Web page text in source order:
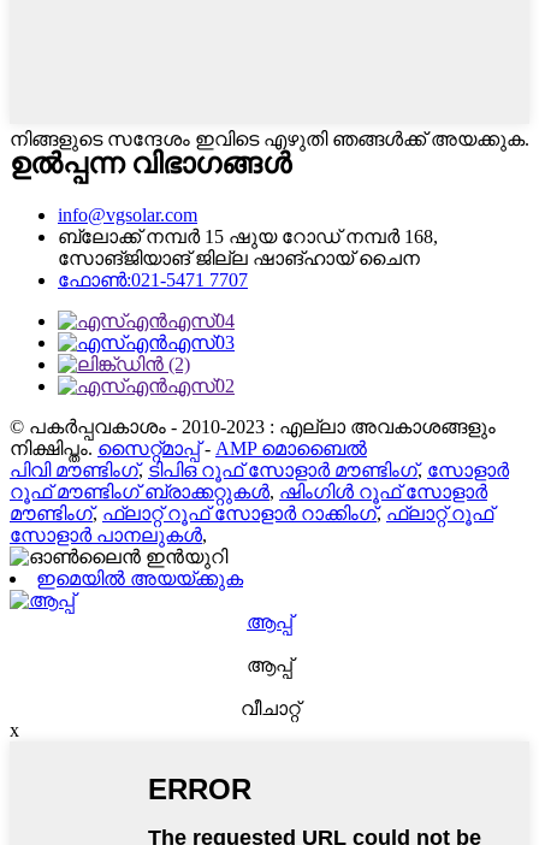
നിങ്ങളുടെ സന്ദേശം ഇവിടെ എഴുതി ഞങ്ങൾക്ക് അയക്കുക.
ഉൽപ്പന്ന വിഭാഗങ്ങൾ
info@vgsolar.com
ബ്ലോക്ക് നമ്പർ 15 ഷുയ റോഡ് നമ്പർ 168,
സോങ്ജിയാങ് ജില്ല ഷാങ്ഹായ് ചൈന
ഫോൺ:021-5471 7707
© പകർപ്പവകാശം - 2010-2023 : എല്ലാ അവകാശങ്ങളും
നിക്ഷിപ്തം. സൈറ്റ്മാപ്പ്- AMP മൊബൈൽ
പിവി മൗണ്ടിംഗ്, ടിപിഒ റൂഫ് സോളാർ മൗണ്ടിംഗ്, സോളാർ
റൂഫ് മൗണ്ടിംഗ് ബ്രാക്കറ്റുകൾ, ഷിംഗിൾ റൂഫ് സോളാർ
മൗണ്ടിംഗ്, ഫ്ലാറ്റ് റൂഫ് സോളാർ റാക്കിംഗ്, ഫ്ലാറ്റ് റൂഫ്
സോളാർ പാനലുകൾ,
ഇമെയിൽ അയയ്ക്കുക
ആപ്പ്
ആപ്പ്
വീചാറ്റ്
x